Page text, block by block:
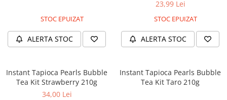
STOC EPUIZAT
ALERTA STOC
23,99 Lei
STOC EPUIZAT
ALERTA STOC
Instant Tapioca Pearls Bubble
Tea Kit Strawberry 210g
34,00 Lei
Instant Tapioca Pearls Bubble
Tea Kit Taro 210g